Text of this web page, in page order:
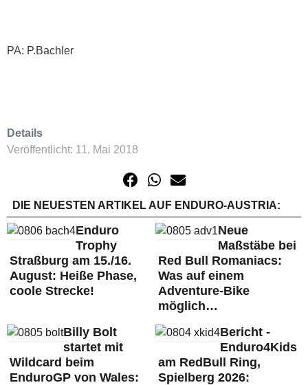
PA: P.Bachler
Details
Veröffentlicht: 11. Mai 2018
DIE NEUESTEN ARTIKEL AUF ENDURO-AUSTRIA:
Enduro
Trophy
Straßburg am 15./16.
August: Heiße Phase,
coole Strecke!
Neue
Maßstäbe bei
Red Bull Romaniacs:
Was auf einem
Adventure-Bike
möglich…
Billy Bolt
startet mit
Wildcard beim
EnduroGP von Wales:
Bericht -
Enduro4Kids
am RedBull Ring,
Spielberg 2026: